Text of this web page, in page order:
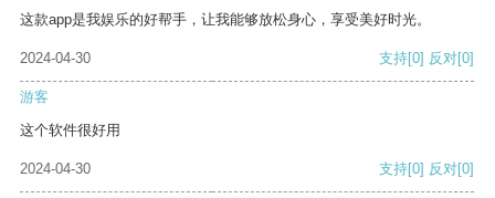
这款app是我娱乐的好帮手，让我能够放松身心，享受美好时光。
2024-04-30 支持[0] 反对[0]
游客
这个软件很好用
2024-04-30 支持[0] 反对[0]